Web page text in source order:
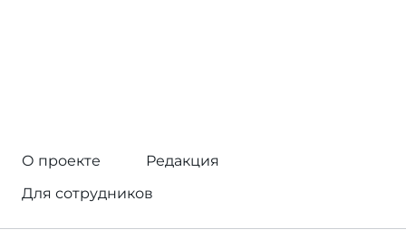
О проекте
Редакция
Для сотрудников